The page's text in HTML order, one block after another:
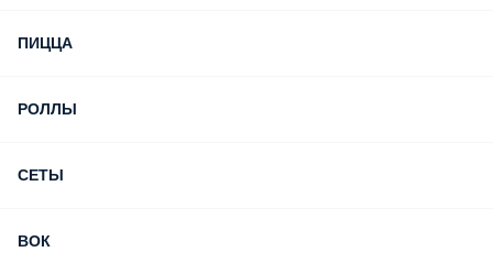
ПИЦЦА
РОЛЛЫ
СЕТЫ
ВОК